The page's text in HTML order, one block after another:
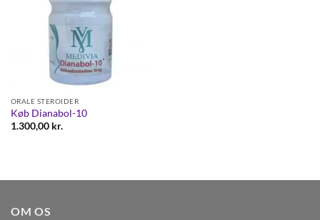
ORALE STEROIDER
Køb Dianabol-10
1.300,00 kr.
OM OS